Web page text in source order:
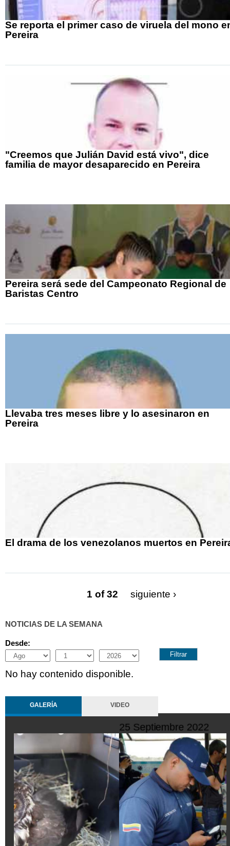
Se reporta el primer caso de viruela del mono
Pereira
"Creemos que Julián David está vivo", dice
familia de mayor desaparecido en Pereira
Pereira será sede del Campeonato Regional de
Baristas Centro
Llevaba tres meses libre y lo asesinaron en
Pereira
El drama de los venezolanos muertos en
1 of 32 siguiente ›
NOTICIAS DE LA SEMANA
Desde:
Month
Day Year
No hay contenido disponible.
GALERÍA VIDEO